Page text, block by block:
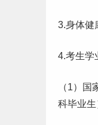
3.身体健
4.考生学
（1）国
科毕业生